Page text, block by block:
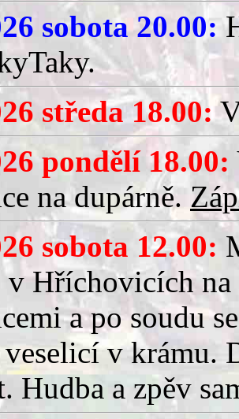
sobota 20.00:
středa 18.00:
pondělí 18.00:
na dupárně.
sobota 12.00:
v Hříchovicích
a po soudu
v krámu.
Hudba a zpěv